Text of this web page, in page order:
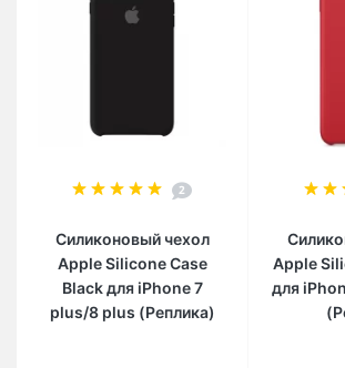
2
Силиконовый чехол
Apple Silicone Case
Black для iPhone 7
plus/8 plus (Реплика)
Apple
для